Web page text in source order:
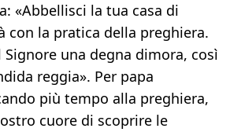
«Abbellisci la tua casa di
con la pratica della preghiera.
una degna dimora, così
reggia». Per papa
più tempo alla preghiera,
cuore di scoprire le